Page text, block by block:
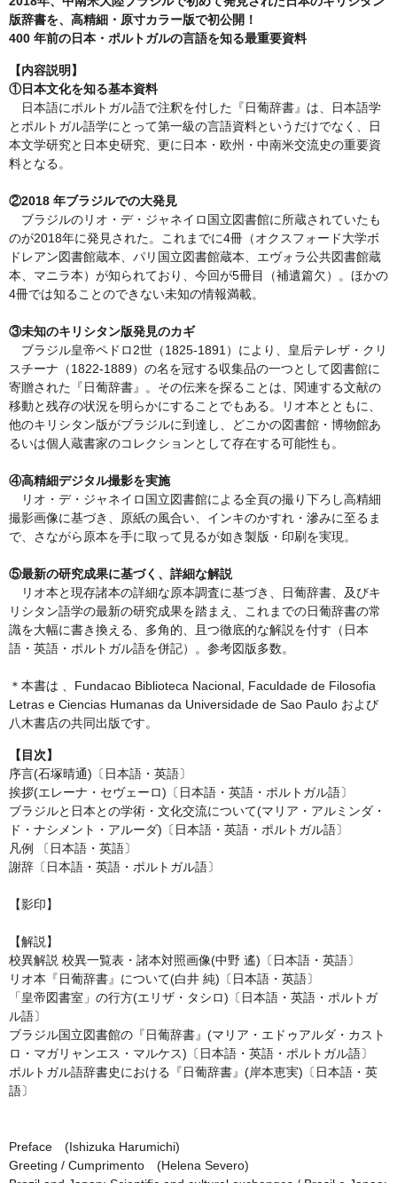
版辞書を、高精細・原寸カラー版で初公開！
400 年前の日本・ポルトガルの言語を知る最重要資料
【内容説明】
①日本文化を知る基本資料
日本語にポルトガル語で注釈を付した『日葡辞書』は、日本語学
とポルトガル語学にとって第一級の言語資料というだけでなく、日
本文学研究と日本史研究、更に日本・欧州・中南米交流史の重要資
料となる。
②2018 年ブラジルでの大発見
ブラジルのリオ・デ・ジャネイロ国立図書館に所蔵されていたも
のが2018年に発見された。これまでに4冊（オクスフォード大学ボ
ドレアン図書館蔵本、パリ国立図書館蔵本、エヴォラ公共図書館蔵
本、マニラ本）が知られており、今回が5冊目（補遺篇欠）。ほかの
4冊では知ることのできない未知の情報満載。
③未知のキリシタン版発見のカギ
ブラジル皇帝ペドロ2世（1825-1891）により、皇后テレザ・クリ
スチーナ（1822-1889）の名を冠する収集品の一つとして図書館に
寄贈された『日葡辞書』。その伝来を探ることは、関連する文献の
移動と残存の状況を明らかにすることでもある。リオ本とともに、
他のキリシタン版がブラジルに到達し、どこかの図書館・博物館あ
るいは個人蔵書家のコレクションとして存在する可能性も。
④高精細デジタル撮影を実施
リオ・デ・ジャネイロ国立図書館による全頁の撮り下ろし高精細
撮影画像に基づき、原紙の風合い、インキのかすれ・滲みに至るま
で、さながら原本を手に取って見るが如き製版・印刷を実現。
⑤最新の研究成果に基づく、詳細な解説
リオ本と現存諸本の詳細な原本調査に基づき、日葡辞書、及びキ
リシタン語学の最新の研究成果を踏まえ、これまでの日葡辞書の常
識を大幅に書き換える、多角的、且つ徹底的な解説を付す（日本
語・英語・ポルトガル語を併記）。参考図版多数。
＊本書は 、Fundacao Biblioteca Nacional, Faculdade de Filosofia
Letras e Ciencias Humanas da Universidade de Sao Paulo および
八木書店の共同出版です。
【目次】
序言(石塚晴通)〔日本語・英語〕
挨拶(エレーナ・セヴェーロ)〔日本語・英語・ポルトガル語〕
ブラジルと日本との学術・文化交流について(マリア・アルミンダ・
ド・ナシメント・アルーダ)〔日本語・英語・ポルトガル語〕
凡例 〔日本語・英語〕
謝辞〔日本語・英語・ポルトガル語〕
【影印】
【解説】
校異解説 校異一覧表・諸本対照画像(中野 遙)〔日本語・英語〕
リオ本『日葡辞書』について(白井 純)〔日本語・英語〕
「皇帝図書室」の行方(エリザ・タシロ)〔日本語・英語・ポルトガ
ル語〕
ブラジル国立図書館の『日葡辞書』(マリア・エドゥアルダ・カスト
ロ・マガリャンエス・マルケス)〔日本語・英語・ポルトガル語〕
ポルトガル語辞書史における『日葡辞書』(岸本恵実)〔日本語・英
語〕
Preface (Ishizuka Harumichi)
Greeting / Cumprimento (Helena Severo)